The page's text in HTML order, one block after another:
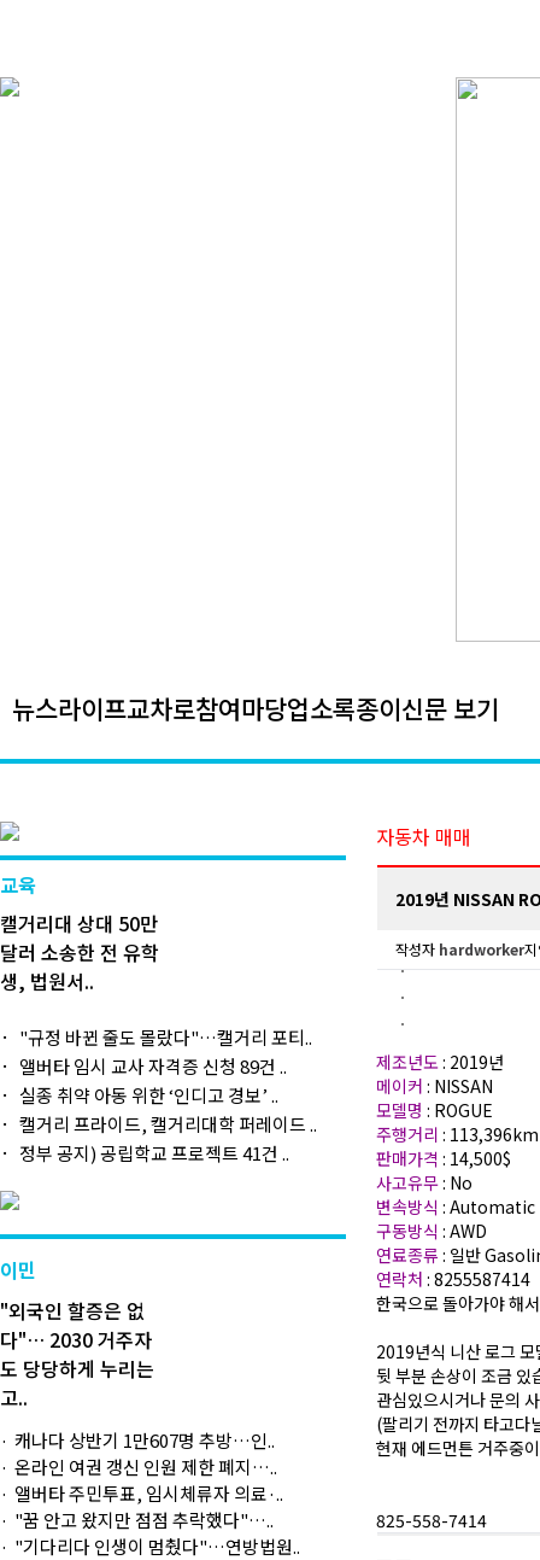
뉴스라이프교차로참여마당업소록종이신문 보기
교육
캘거리대 상대 50만
달러 소송한 전 유학
생, 법원서..
"규정 바뀐 줄도 몰랐다"…캘거리 포티..
앨버타 임시 교사 자격증 신청 89건 ..
실종 취약 아동 위한 ‘인디고 경보’ ..
캘거리 프라이드, 캘거리대학 퍼레이드 ..
정부 공지) 공립학교 프로젝트 41건 ..
이민
"외국인 할증은 없
다"… 2030 거주자
도 당당하게 누리는
고..
캐나다 상반기 1만607명 추방…인..
온라인 여권 갱신 인원 제한 폐지…..
앨버타 주민투표, 임시체류자 의료·..
"꿈 안고 왔지만 점점 추락했다"…..
"기다리다 인생이 멈췄다"…연방법원..
자동차 매매
2019년 NISSAN
작성자 hardworker
제조년도: 2019년
메이커: NISSAN
모델명: ROGUE
주행거리: 113,396km
판매가격: 14,500$
사고유무: No
변속방식: Automatic
구동방식: AWD
연료종류: 일반
연락처: 8255587414
한국으로 돌아가야 해
2019년식 니산 로그
뒷 부분 손상이 조금
관심있으시거나 문의
(팔리기 전까지 타고다
현재 에드먼튼 거주중
825-558-7414